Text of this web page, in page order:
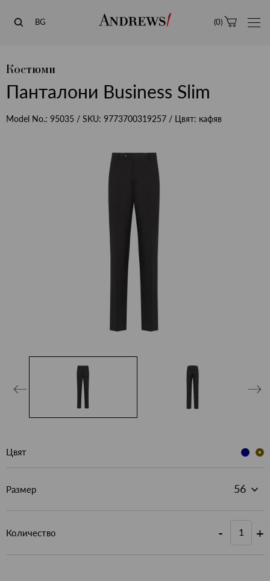
Andrews
BG (0)
Костюми
Панталони Business Slim
Model No.: 95035 / SKU: 9773700319257 / Цвят: кафяв
Цвят
Размер
Количество - +